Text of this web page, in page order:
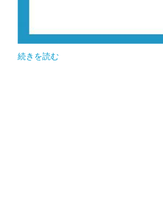
続きを読む